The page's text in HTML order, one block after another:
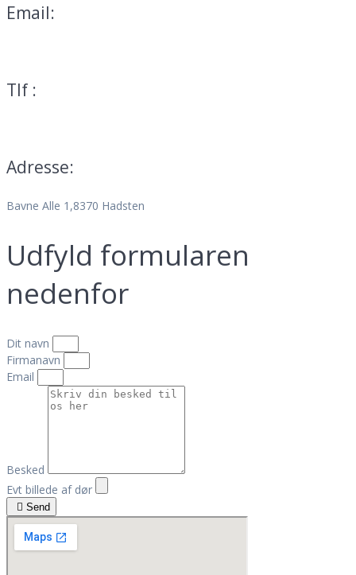
Email:
Tlf :
Adresse:
Bavne Alle 1,8370 Hadsten
Udfyld formularen
nedenfor
Dit navn
Firmanavn
Email
Besked
Evt billede af dør
Send